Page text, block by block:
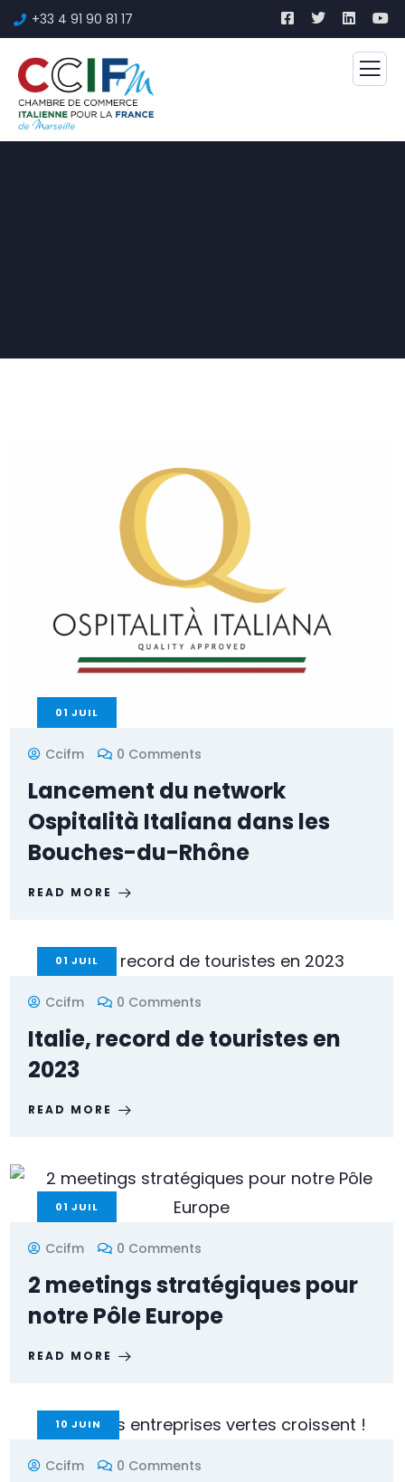
+33 4 91 90 81 17
01 JUIL
Ccifm 0 Comments
Lancement du network
Ospitalità Italiana dans les
Bouches-du-Rhône
READ MORE
01 JUIL
Ccifm 0 Comments
Italie, record de touristes en
2023
READ MORE
01 JUIL
Ccifm 0 Comments
2 meetings stratégiques pour
notre Pôle Europe
READ MORE
10 JUIN
Ccifm 0 Comments